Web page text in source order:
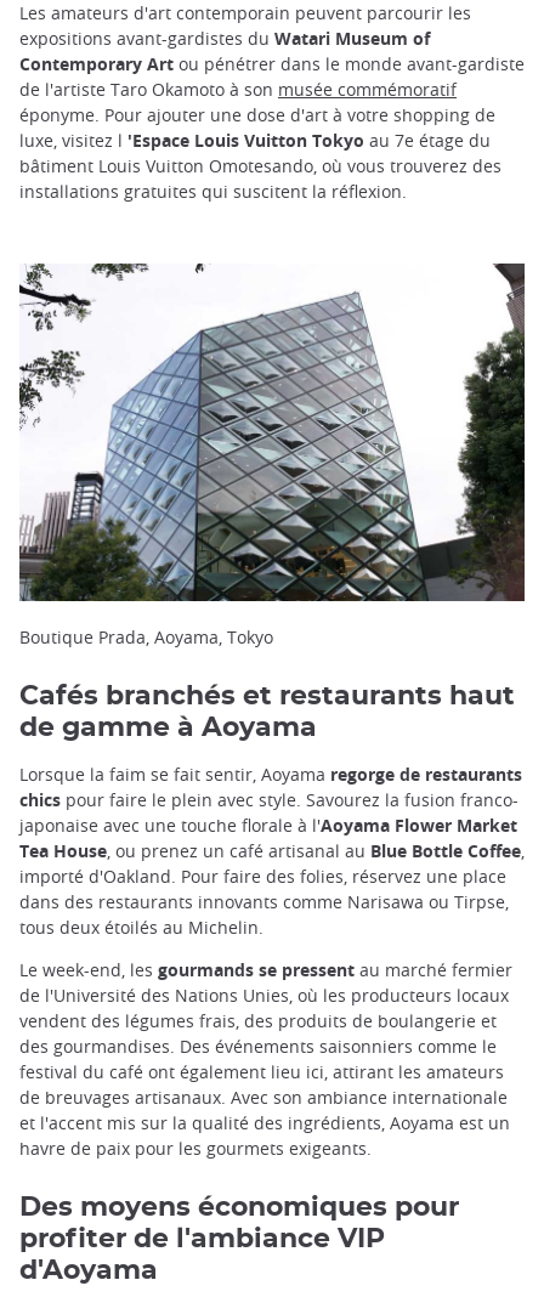
Les amateurs d'art contemporain peuvent parcourir les
expositions avant-gardistes du Watari Museum of
Contemporary Art ou pénétrer dans le monde avant-gardiste
de l'artiste Taro Okamoto à son musée commémoratif
éponyme. Pour ajouter une dose d'art à votre shopping de
luxe, visitez l 'Espace Louis Vuitton Tokyo au 7e étage du
bâtiment Louis Vuitton Omotesando, où vous trouverez des
installations gratuites qui suscitent la réflexion.
Boutique Prada, Aoyama, Tokyo
Cafés branchés et restaurants haut
de gamme à Aoyama
Lorsque la faim se fait sentir, Aoyama regorge de restaurants
chics pour faire le plein avec style. Savourez la fusion franco-
japonaise avec une touche florale à l'Aoyama Flower Market
Tea House, ou prenez un café artisanal au Blue Bottle Coffee,
importé d'Oakland. Pour faire des folies, réservez une place
dans des restaurants innovants comme Narisawa ou Tirpse,
tous deux étoilés au Michelin.
Le week-end, les gourmands se pressent au marché fermier
de l'Université des Nations Unies, où les producteurs locaux
vendent des légumes frais, des produits de boulangerie et
des gourmandises. Des événements saisonniers comme le
festival du café ont également lieu ici, attirant les amateurs
de breuvages artisanaux. Avec son ambiance internationale
et l'accent mis sur la qualité des ingrédients, Aoyama est un
havre de paix pour les gourmets exigeants.
Des moyens économiques pour
profiter de l'ambiance VIP
d'Aoyama